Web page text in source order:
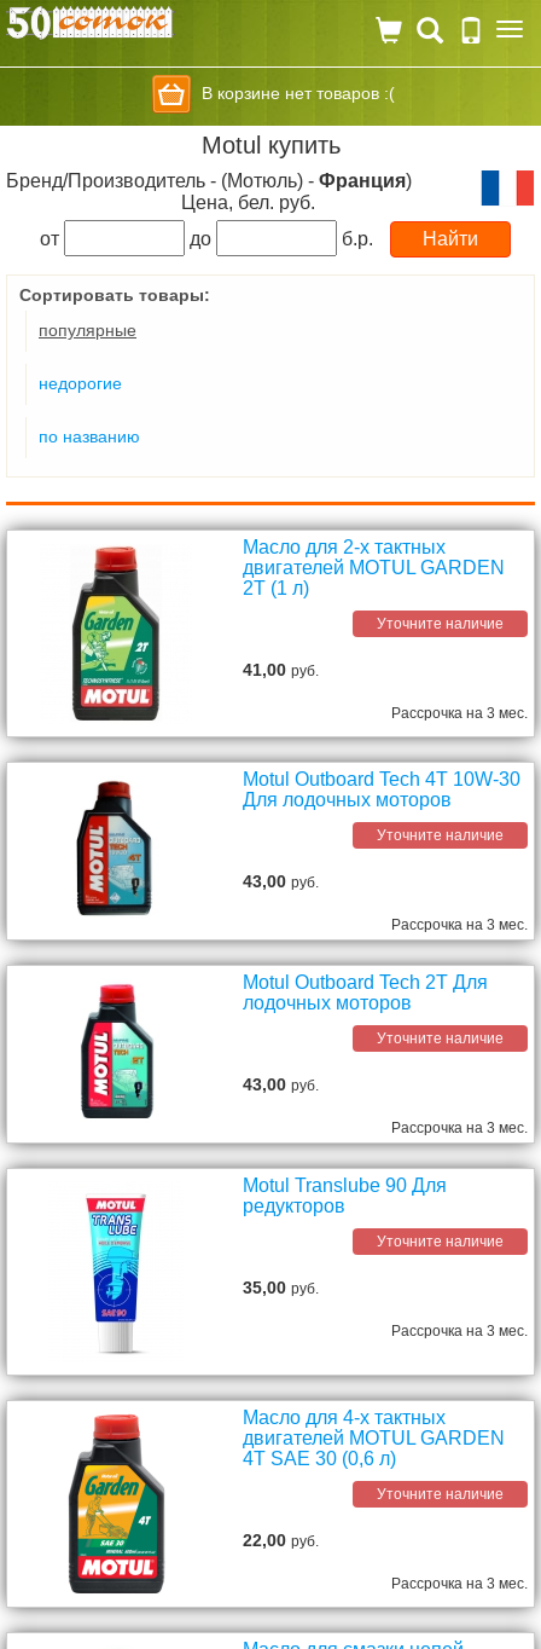
В корзине нет товаров :(
Motul купить
Бренд/Производитель - (Мотюль) - Франция)
Цена, бел. руб.
от
до б.р.
Сортировать товары:
популярные
недорогие
по названию
Масло для 2-х тактных
двигателей MOTUL GARDEN
2T (1 л)
Уточните наличие
41,00руб.
Рассрочка на 3 мес.
Motul Outboard Tech 4T 10W-30
Для лодочных моторов
Уточните наличие
43,00руб.
Рассрочка на 3 мес.
Motul Outboard Tech 2T Для
лодочных моторов
Уточните наличие
43,00руб.
Рассрочка на 3 мес.
Motul Translube 90 Для
редукторов
Уточните наличие
35,00руб.
Рассрочка на 3 мес.
Масло для 4-х тактных
двигателей MOTUL GARDEN
4T SAE 30 (0,6 л)
Уточните наличие
22,00руб.
Рассрочка на 3 мес.